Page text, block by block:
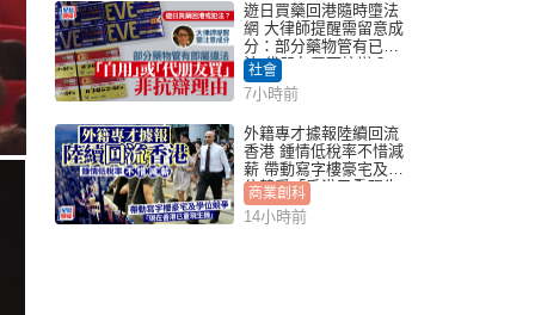
遊日買藥回港隨時墮法
網 大律師提醒需留意成
分：部分藥物管有已違
法 代朋友買可抗辯？
社會
7小時前
外籍專才據報陸續回流
香港 鍾情低稅率不惜減
薪 帶動寫字樓豪宅及學
位競爭「香港已重現生
機」
商業創科
14小時前